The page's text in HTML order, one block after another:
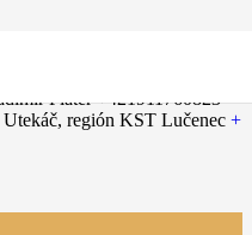
Piater +421911760823
región KST Lučenec +